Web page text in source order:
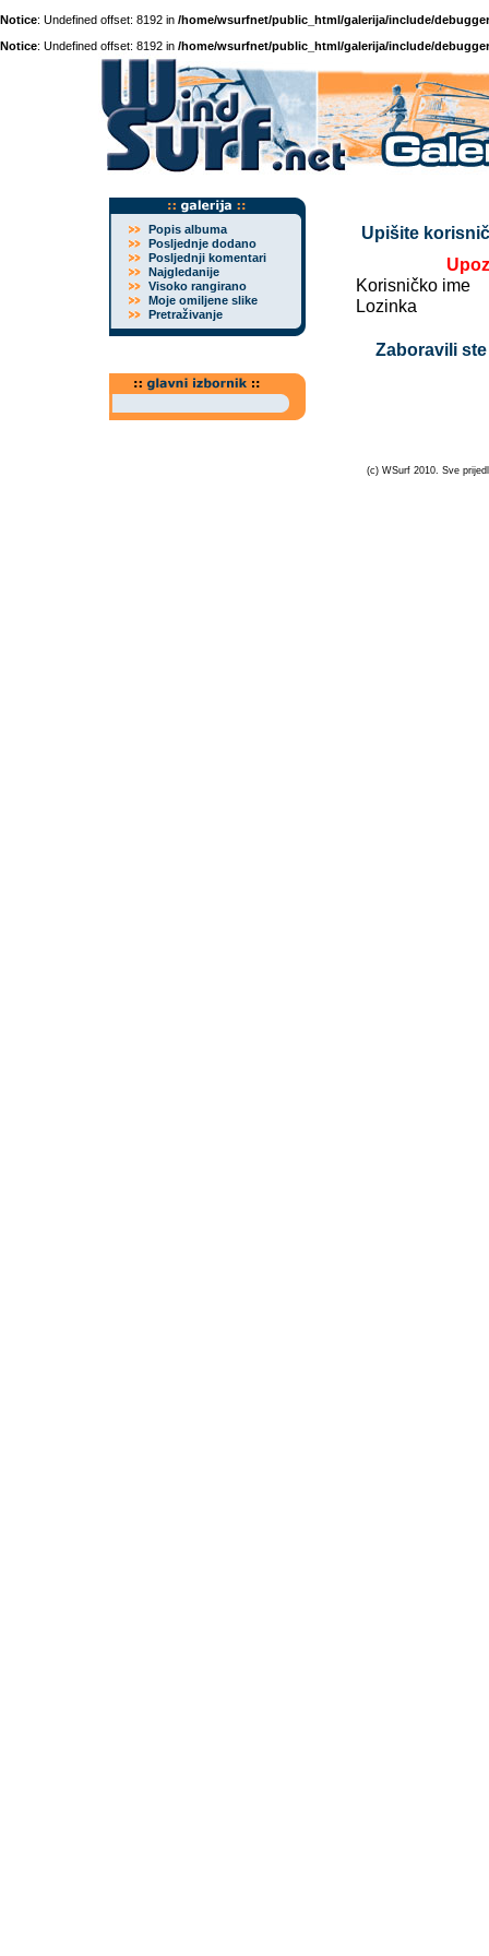
Notice: Undefined offset: 8192 in /home/wsurfnet/public_html/galerija/include/
Notice: Undefined offset: 8192 in /home/wsurfnet/public_html/galerija/include/
Popis albuma
Posljednje dodano
Posljednji komentari
Najgledanije
Visoko rangirano
Moje omiljene slike
Pretraživanje
Upišite
Korisničko ime
Lozinka
Zaboravili
(c) WSurf 2010. Sve